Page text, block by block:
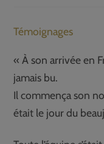
Témoignages
« À son arrivée en
jamais bu.
Il commença son
était le jour du